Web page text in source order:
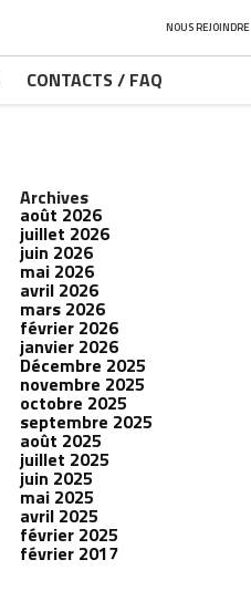
NOUS REJOINDRE
CONTACTS / FAQ
Archives
août 2026
juillet 2026
juin 2026
mai 2026
avril 2026
mars 2026
février 2026
janvier 2026
Décembre 2025
novembre 2025
octobre 2025
septembre 2025
août 2025
juillet 2025
juin 2025
mai 2025
avril 2025
février 2025
février 2017